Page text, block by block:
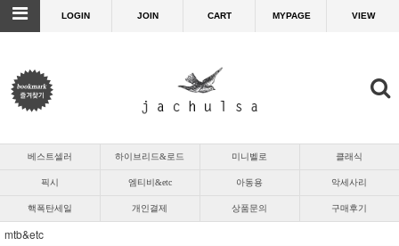
LOGIN JOIN CART MYPAGE VIEW
베스트셀러 하이브리드&로드 미니벨로 클래식
픽시 엠티비&etc 아동용 악세사리
핵폭탄세일 개인결제 상품문의 구매후기
mtb&etc